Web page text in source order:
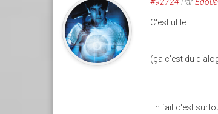
C'est utile.
(ça c'est du
En fait c'est